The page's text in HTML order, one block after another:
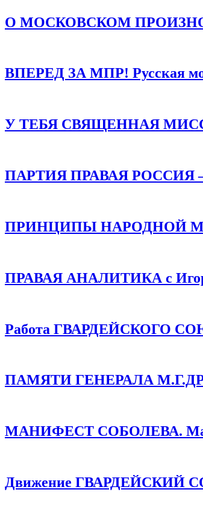
Сохранить моё имя, email и адрес сайта в
О МОСКОВСКОМ
ВПЕРЕД ЗА МПР! Русская
У ТЕБЯ СВЯЩЕННАЯ
ПАРТИЯ ПРАВАЯ
ПРИНЦИПЫ НАРОДНОЙ
ПРАВАЯ АНАЛИТИКА с
Работа ГВАРДЕЙСКОГО
ПАМЯТИ ГЕНЕРАЛА
МАНИФЕСТ СОБОЛЕВА.
Движение ГВАРДЕЙСКИЙ